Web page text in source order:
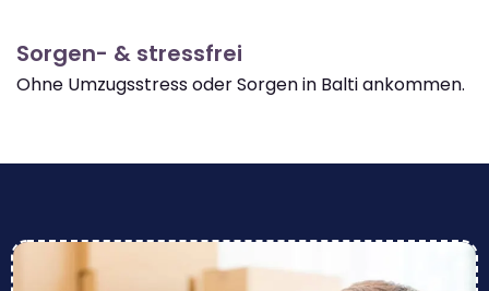
Sorgen- & stressfrei
Ohne Umzugsstress oder Sorgen in Balti ankommen.